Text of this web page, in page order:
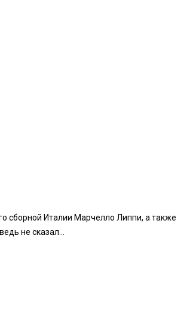
сборной Италии Марчелло Липпи, а также
не сказал...